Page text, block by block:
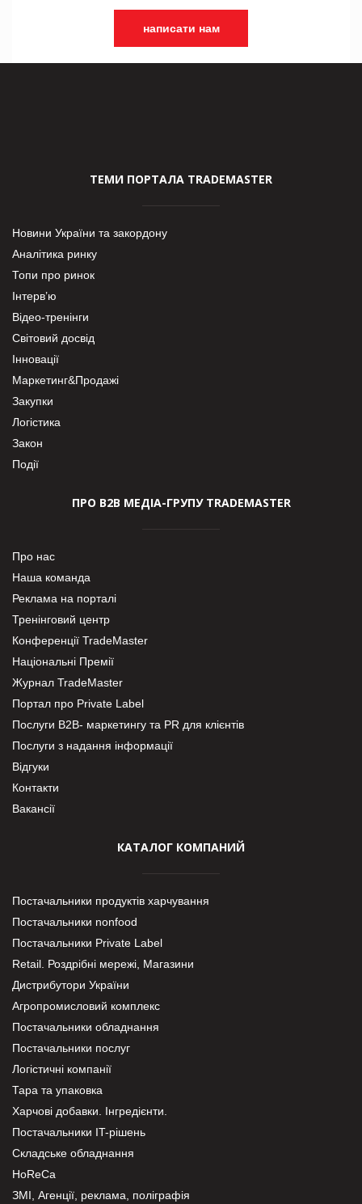
написати нам
ТЕМИ ПОРТАЛА TRADEMASTER
Новини України та закордону
Аналітика ринку
Топи про ринок
Інтерв’ю
Відео-тренінги
Світовий досвід
Інновації
Маркетинг&Продажі
Закупки
Логістика
Закон
Події
ПРО В2В МЕДІА-ГРУПУ TRADEMASTER
Про нас
Наша команда
Реклама на порталі
Тренінговий центр
Конференції TradeMaster
Національні Премії
Журнал TradeMaster
Портал про Private Label
Послуги В2В- маркетингу та PR для клієнтів
Послуги з надання інформації
Відгуки
Контакти
Вакансії
КАТАЛОГ КОМПАНИЙ
Постачальники продуктів харчування
Постачальники nonfood
Постачальники Private Label
Retail. Роздрібні мережі, Магазини
Дистрибутори України
Агропромисловий комплекс
Постачальники обладнання
Постачальники послуг
Логістичні компанії
Тара та упаковка
Харчові добавки. Інгредієнти.
Постачальники IT-рішень
Складське обладнання
HoReCa
ЗМІ, Агенції, реклама, поліграфія